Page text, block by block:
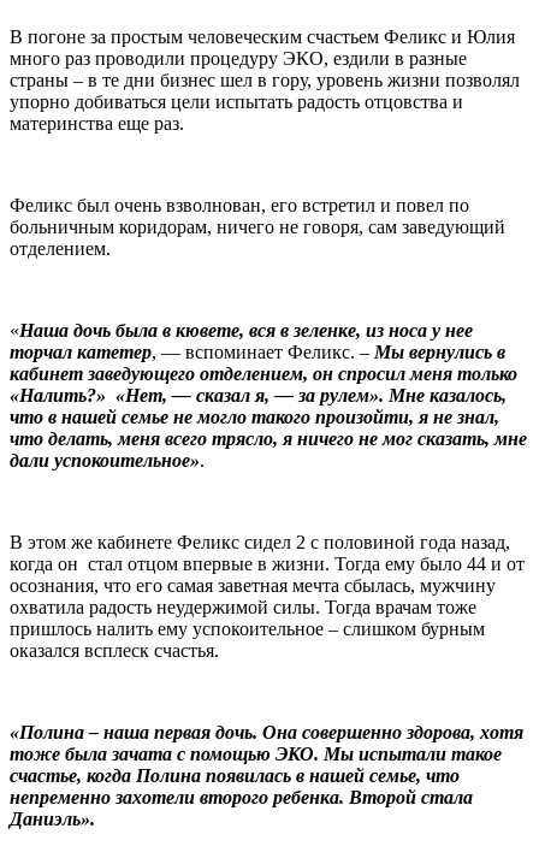
В погоне за простым человеческим счастьем Феликс и Юлия
много раз проводили процедуру ЭКО, ездили в разные
страны – в те дни бизнес шел в гору, уровень жизни позволял
упорно добиваться цели испытать радость отцовства и
материнства еще раз.
Феликс был очень взволнован, его встретил и повел по
больничным коридорам, ничего не говоря, сам заведующий
отделением.
«Наша дочь была в кювете, вся в зеленке, из носа у нее
торчал катетер, — вспоминает Феликс. – Мы вернулись в
кабинет заведующего отделением, он спросил меня только
«Налить?» «Нет, — сказал я, — за рулем». Мне казалось,
что в нашей семье не могло такого произойти, я не знал,
что делать, меня всего трясло, я ничего не мог сказать, мне
дали успокоительное».
В этом же кабинете Феликс сидел 2 с половиной года назад,
когда он стал отцом впервые в жизни. Тогда ему было 44 и от
осознания, что его самая заветная мечта сбылась, мужчину
охватила радость неудержимой силы. Тогда врачам тоже
пришлось налить ему успокоительное – слишком бурным
оказался всплеск счастья.
«Полина – наша первая дочь. Она совершенно здорова, хотя
тоже была зачата с помощью ЭКО. Мы испытали такое
счастье, когда Полина появилась в нашей семье, что
непременно захотели второго ребенка. Второй стала
Даниэль».